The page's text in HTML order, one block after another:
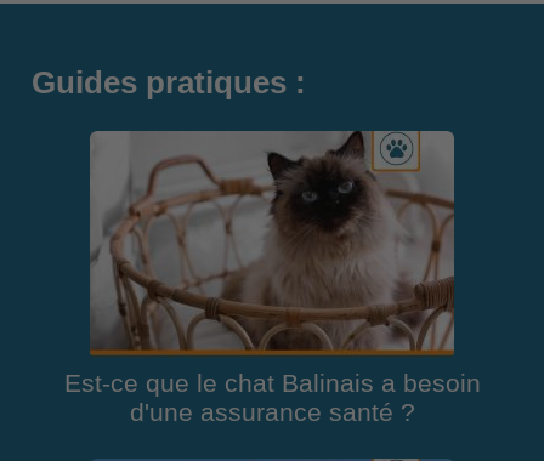
Guides pratiques :
Est-ce que le chat Balinais a besoin
d'une assurance santé ?